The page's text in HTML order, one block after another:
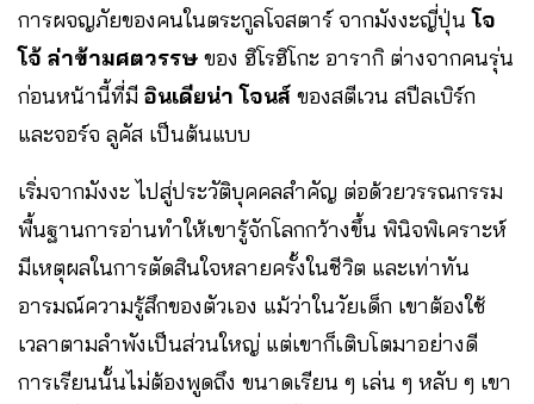
การผจญภัยของคนในตระกูลโจสตาร์ จากมังงะญี่ปุ่นโจ
โจ้ ล่าข้ามศตวรรษ ของ ฮิโรฮิโกะ อารากิ ต่างจากคนรุ่น
ก่อนหน้านี้ที่มี อินเดียน่า โจนส์ ของสตีเวน สปีลเบิร์ก
และจอร์จ ลูคัส เป็นต้นแบบ
เริ่มจากมังงะ ไปสู่ประวัติบุคคลสำคัญ ต่อด้วยวรรณกรรม
พื้นฐานการอ่านทำให้เขารู้จักโลกกว้างขึ้น พินิจพิเคราะห์
มีเหตุผลในการตัดสินใจหลายครั้งในชีวิต และเท่าทัน
อารมณ์ความรู้สึกของตัวเอง แม้ว่าในวัยเด็ก เขาต้องใช้
เวลาตามลำพังเป็นส่วนใหญ่ แต่เขาก็เติบโตมาอย่างดี
การเรียนนั้นไม่ต้องพูดถึง ขนาดเรียน ๆ เล่น ๆ หลับ ๆ เขา